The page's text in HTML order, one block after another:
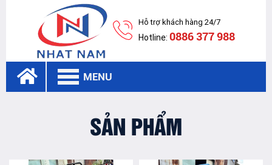
Hỗ trợ khách hàng 24/7
Hotline: 0886 377 988
MENU
SẢN PHẨM